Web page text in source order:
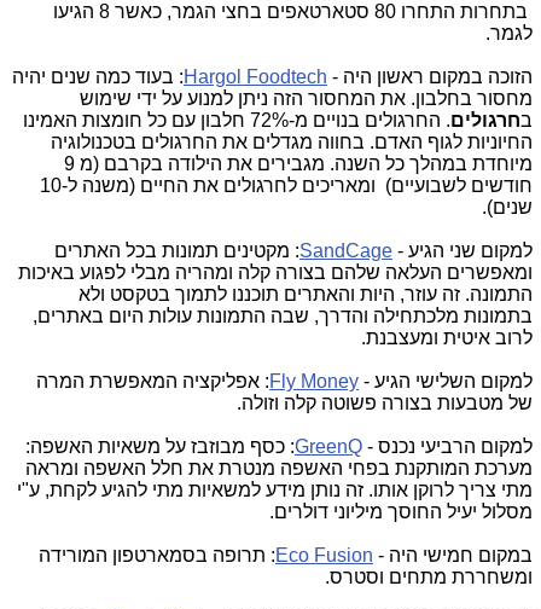
בתחרות התחרו 80 סטארטאפים בחצי הגמר, כאשר 8 הגיעו
לגמר.
הזוכה במקום ראשון היה - Hargol Foodtech: בעוד כמה שנים יהיה
מחסור בחלבון. את המחסור הזה ניתן למנוע על ידי שימוש
בחרגולים
. החרגולים בנויים מ-72% חלבון עם כל חומצות האמינו
החיוניות לגוף האדם. בחווה מגדלים את החרגולים בטכנולוגיה
מיוחדת במהלך כל השנה. מגבירים את הילודה בקרבם (מ 9
חודשים לשבועיים) ומאריכים לחרגולים את החיים (משנה ל-10
שנים).
למקום שני הגיע - SandCage: מקטינים תמונות בכל האתרים
ומאפשרים העלאה שלהם בצורה קלה ומהריה מבלי לפגוע באיכות
התמונה. זה עוזר, היות והאתרים תוכננו לתמוך בטקסט ולא
בתמונות מלכתחילה והדרך, שבה התמונות עולות היום באתרים,
לרוב איטית ומעצבנת.
למקום השלישי הגיע - Fly Money: אפליקציה המאפשרת המרה
של מטבעות בצורה פשוטה קלה וזולה.
למקום הרביעי נכנס - GreenQ: כסף מבוזבז על משאיות האשפה:
מערכת המותקנת בפחי האשפה מנטרת את חלל האשפה ומראה
מתי צריך לרוקן אותו. זה נותן מידע למשאיות מתי להגיע לקחת, ע"י
מסלול יעיל החוסך מיליוני דולרים.
במקום חמישי היה - Eco Fusion: תרופה בסמארטפון המורידה
ומשחררת מתחים וסטרס.